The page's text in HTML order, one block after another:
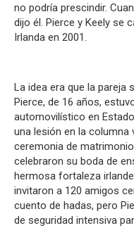
no podría prescindir.
dijo él. Pierce y Keely se
Irlanda en 2001.
La idea era que la pareja
Pierce, de 16 años,
automovilístico en
una lesión en la columna
ceremonia de
celebraron su boda de
hermosa fortaleza
invitaron a 120 amigos
cuento de hadas, pero
de seguridad intensiva